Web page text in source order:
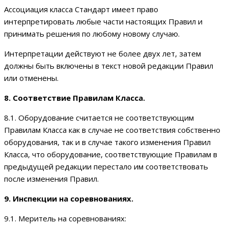
Ассоциация класса Стандарт имеет право
интерпретировать любые части настоящих Правил и
принимать решения по любому новому случаю.
Интерпретации действуют не более двух лет, затем
должны быть включены в текст новой редакции Правил
или отменены.
8. Соответствие Правилам Класса.
8.1. Оборудование считается не соответствующим
Правилам Класса как в случае не соответствия собственно
оборудования, так и в случае такого изменения Правил
Класса, что оборудование, соответствующие Правилам в
предыдущей редакции перестало им соответствовать
после изменения Правил.
9. Инспекции на соревнованиях.
9.1. Меритель на соревнованиях: